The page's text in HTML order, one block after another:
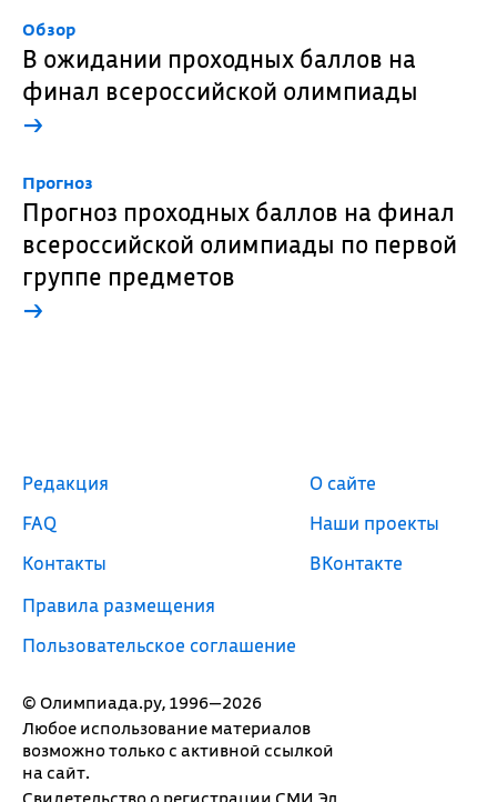
Обзор
В ожидании проходных баллов на
финал всероссийской олимпиады
→
Прогноз
Прогноз проходных баллов на финал
всероссийской олимпиады по первой
группе предметов
→
© Олимпиада.ру, 1996—2026
Любое использование материалов
возможно только с активной ссылкой
на сайт.
Свидетельство о регистрации СМИ Эл
Редакция
FAQ
Контакты
Правила размещения
Пользовательское соглашение
О сайте
Наши проекты
ВКонтакте